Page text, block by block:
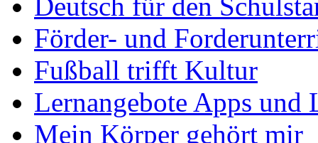
Förder- und
Fußball trifft Kultur
Lernangebote Apps und
Mein Körper gehört mir